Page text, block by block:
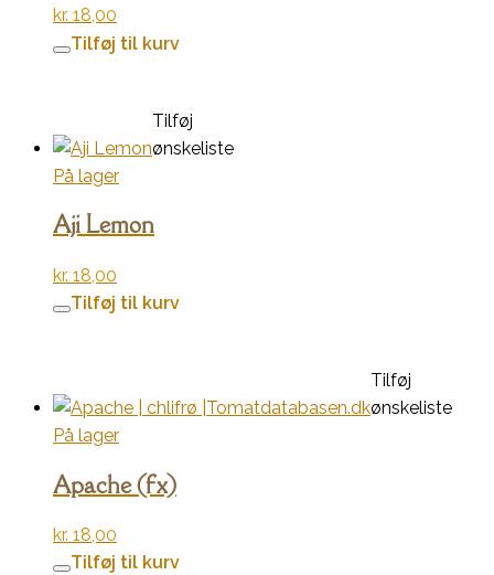
kr. 18,00
Tilføj til kurv
Tilføj
ønskeliste
På lager
Aji Lemon
kr. 18,00
Tilføj til kurv
Tilføj
ønskeliste
På lager
Apache (fx)
kr. 18,00
Tilføj til kurv